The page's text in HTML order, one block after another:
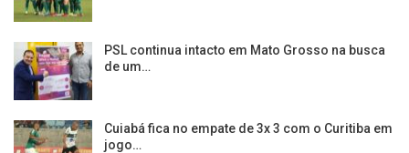
PSL continua intacto em Mato Grosso na busca
de um…
Cuiabá fica no empate de 3x 3 com o Curitiba em
jogo…